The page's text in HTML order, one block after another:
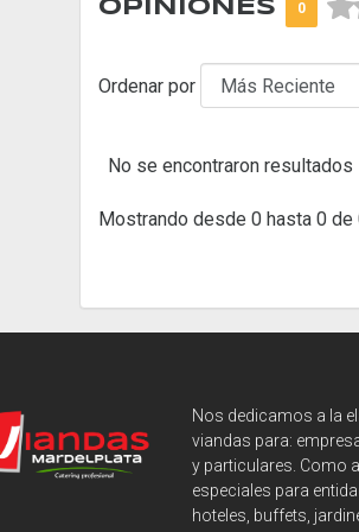
OPINIONES 0
Ordenar por
No se encontraron resultados
Mostrando desde 0 hasta 0
Nos dedicamos a la
viandas para:
y particulares. Como
especiales para
hoteles, buffets,